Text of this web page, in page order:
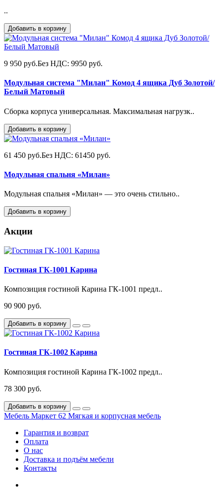
..
Добавить в корзину
9 950 руб.Без НДС: 9950 руб.
Модульная система "Милан" Комод 4 ящика Дуб Золотой/
Белый Матовый
Сборка корпуса универсальная. Максимальная нагрузк..
Добавить в корзину
61 450 руб.Без НДС: 61450 руб.
Модульная спальня «Милан»
Модульная спальня «Милан» — это очень стильно..
Добавить в корзину
Акции
Гостиная ГК-1001 Карина
Композиция гостиной Карина ГК-1001 предл..
90 900 руб.
Добавить в корзину
Гостиная ГК-1002 Карина
Композиция гостиной Карина ГК-1002 предл..
78 300 руб.
Добавить в корзину
Мебель Маркет 62 Мягкая и корпусная мебель
Гарантия и возврат
Оплата
О нас
Доставка и подъём мебели
Контакты